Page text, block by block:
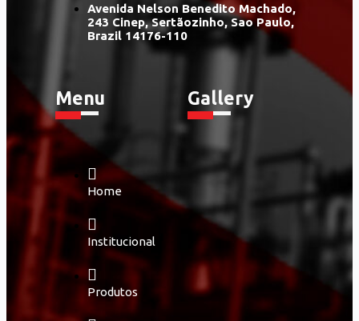
Avenida Nelson Benedito Machado,
243 Cinep, Sertãozinho, Sao Paulo,
Brazil 14176-110
Menu
Home
Institucional
Produtos
Gallery